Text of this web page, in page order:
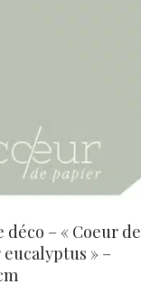
déco – « Coeur de
» –